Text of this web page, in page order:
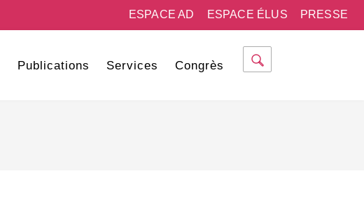
PRESSE
ESPACE ÉLUS
ESPACE AD
Publications Services Congrès